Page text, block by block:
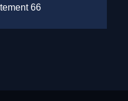
66